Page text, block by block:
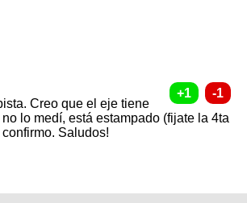
Creo que el eje tiene
lo medí, está estampado (fijate la 4ta
Saludos!